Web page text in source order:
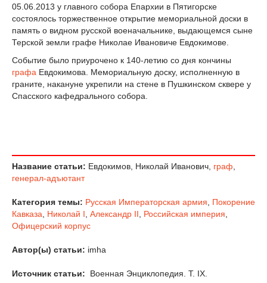
05.06.2013 у главного собора Епархии в Пятигорске
состоялось торжественное открытие мемориальной доски в
память о видном русской военачальнике, выдающемся сыне
Терской земли графе Николае Ивановиче Евдокимове.
Событие было приурочено к 140-летию со дня кончины
графа Евдокимова. Мемориальную доску, исполненную в
граните, накануне укрепили на стене в Пушкинском сквере у
Спасского кафедрального собора.
Название статьи: Евдокимов, Николай Иванович, граф
генерал-адъютант
Категория темы: Русская Императорская армия
Покорение
Кавказа
Николай I Александр II Российская империя
Офицерский корпус
Автор(ы) статьи: imha
Источник статьи: Военная Энциклопедия. T. IX.